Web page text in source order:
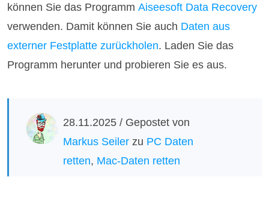
können Sie das ProgrammAiseesoft Data Recovery
verwenden. Damit können Sie auch Daten aus
externer Festplatte zurückholen. Laden Sie das
Programm herunter und probieren Sie es aus.
28.11.2025 / Gepostet von
Markus Seiler zu PC Daten
retten, Mac-Daten retten